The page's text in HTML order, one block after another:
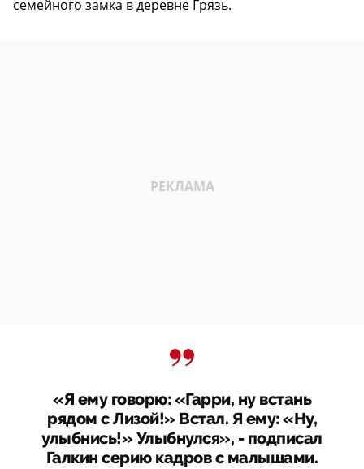
семейного замка в деревне Грязь.
«Я ему говорю: «Гарри, ну встань
рядом с Лизой!» Встал. Я ему: «Ну,
улыбнись!» Улыбнулся», - подписал
Галкин серию кадров с малышами.